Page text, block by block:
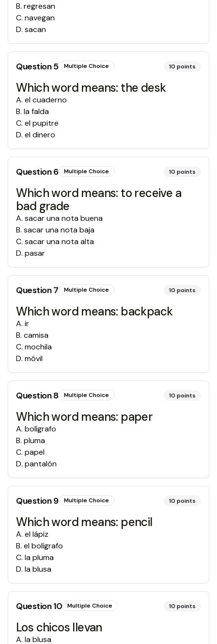
B. regresan
C. navegan
D. sacan
Question5 Multiple Choice 10 points
Which word means: the desk
A. el cuaderno
B. la falda
C. el pupitre
D. el dinero
Question6 Multiple Choice 10 points
Which word means: to receive a
bad grade
A. sacar una nota buena
B. sacar una nota baja
C. sacar una nota alta
D. pasar
Question7 Multiple Choice 10 points
Which word means: backpack
A. ir
B. camisa
C. mochila
D. móvil
Question8 Multiple Choice 10 points
Which word means: paper
A. bolígrafo
B. pluma
C. papel
D. pantalón
Question9 Multiple Choice 10 points
Which word means: pencil
A. el lápiz
B. el bolígrafo
C. la pluma
D. la blusa
Question10 Multiple Choice 10 points
Los chicos llevan
A. la blusa